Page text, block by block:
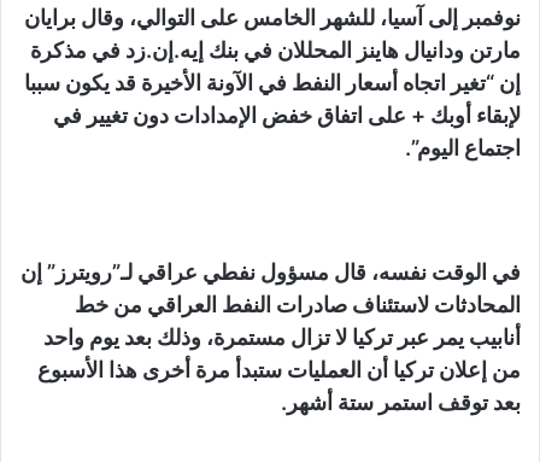
نوفمبر إلى آسيا، للشهر الخامس على التوالي، وقال برايان
مارتن ودانيال هاينز المحللان في بنك إيه.إن.زد في مذكرة
إن “تغير اتجاه أسعار النفط في الآونة الأخيرة قد يكون سببا
لإبقاء أوبك + على اتفاق خفض الإمدادات دون تغيير في
اجتماع اليوم”.
في الوقت نفسه، قال مسؤول نفطي عراقي لـ”رويترز” إن
المحادثات لاستئناف صادرات النفط العراقي من خط
أنابيب يمر عبر تركيا لا تزال مستمرة، وذلك بعد يوم واحد
من إعلان تركيا أن العمليات ستبدأ مرة أخرى هذا الأسبوع
بعد توقف استمر ستة أشهر.